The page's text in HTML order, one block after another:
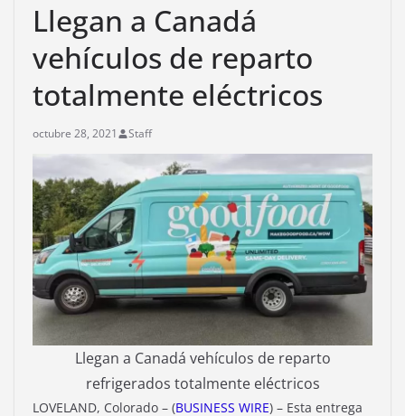
Llegan a Canadá
vehículos de reparto
totalmente eléctricos
octubre 28, 2021 Staff
Llegan a Canadá vehículos de reparto
refrigerados totalmente eléctricos
LOVELAND, Colorado – (BUSINESS WIRE) – Esta entrega